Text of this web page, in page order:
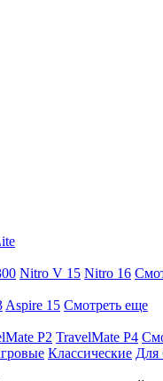
Nitro V 15 Nitro 16
Aspire 15 Смотреть еще
P2 TravelMate P4
Классические Для